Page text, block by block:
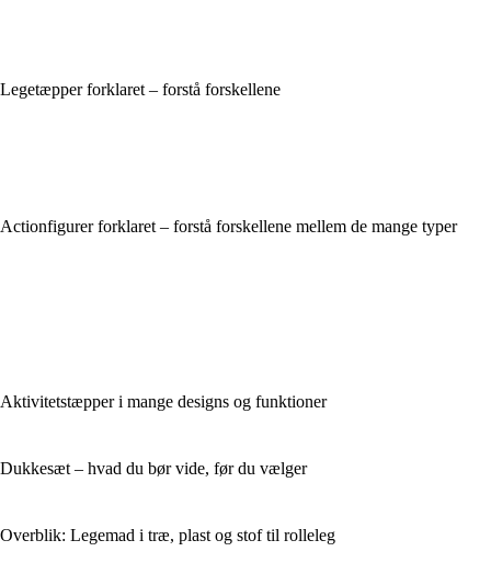
Legetæpper forklaret – forstå forskellene
Actionfigurer forklaret – forstå forskellene mellem de mange typer
Aktivitetstæpper i mange designs og funktioner
Dukkesæt – hvad du bør vide, før du vælger
Overblik: Legemad i træ, plast og stof til rolleleg